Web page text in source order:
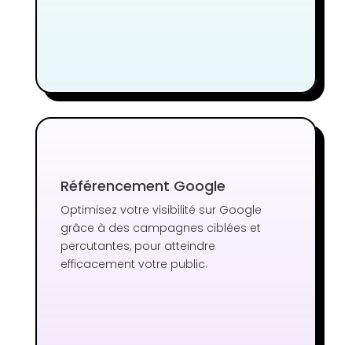
Référencement Google
Optimisez votre visibilité sur Google
grâce à des campagnes ciblées et
percutantes, pour atteindre
efficacement votre public.